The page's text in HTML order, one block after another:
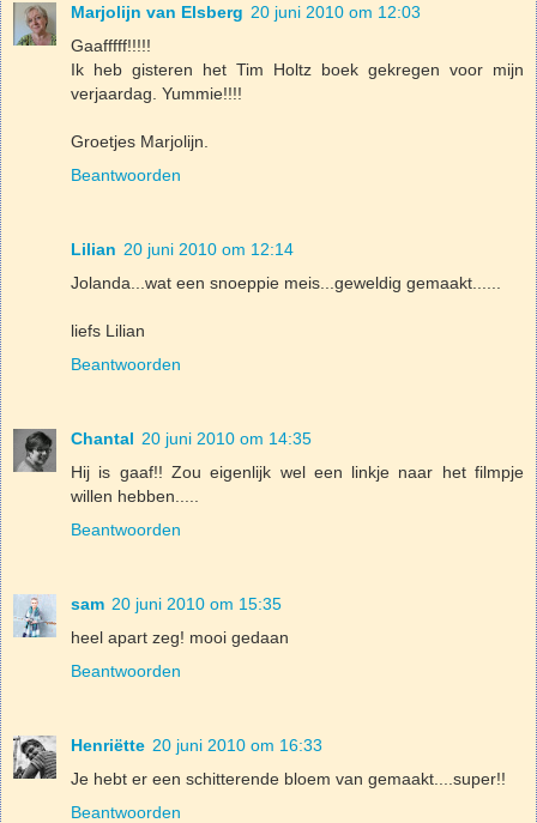
Marjolijn van Elsberg 20 juni 2010 om 12:03
Gaafffff!!!!!
Ik heb gisteren het Tim Holtz boek gekregen voor mijn
verjaardag. Yummie!!!!
Groetjes Marjolijn.
Beantwoorden
Lilian 20 juni 2010 om 12:14
Jolanda...wat een snoeppie meis...geweldig gemaakt......
liefs Lilian
Beantwoorden
Chantal 20 juni 2010 om 14:35
Hij is gaaf!! Zou eigenlijk wel een linkje naar het filmpje
willen hebben.....
Beantwoorden
sam 20 juni 2010 om 15:35
heel apart zeg! mooi gedaan
Beantwoorden
Henriëtte 20 juni 2010 om 16:33
Je hebt er een schitterende bloem van gemaakt....super!!
Beantwoorden